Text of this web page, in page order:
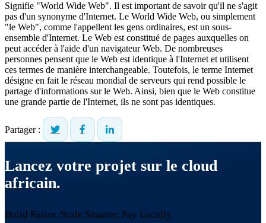
Signifie "World Wide Web". Il est important de savoir qu'il ne s'agit
pas d'un synonyme d'Internet. Le World Wide Web, ou simplement
"le Web", comme l'appellent les gens ordinaires, est un sous-
ensemble d'Internet. Le Web est constitué de pages auxquelles on
peut accéder à l'aide d'un navigateur Web. De nombreuses
personnes pensent que le Web est identique à l'Internet et utilisent
ces termes de manière interchangeable. Toutefois, le terme Internet
désigne en fait le réseau mondial de serveurs qui rend possible le
partage d'informations sur le Web. Ainsi, bien que le Web constitue
une grande partie de l'Internet, ils ne sont pas identiques.
Partager :
Lancez votre projet sur le cloud
africain.
Build Faster. Scale Smarter. Pay Locally.